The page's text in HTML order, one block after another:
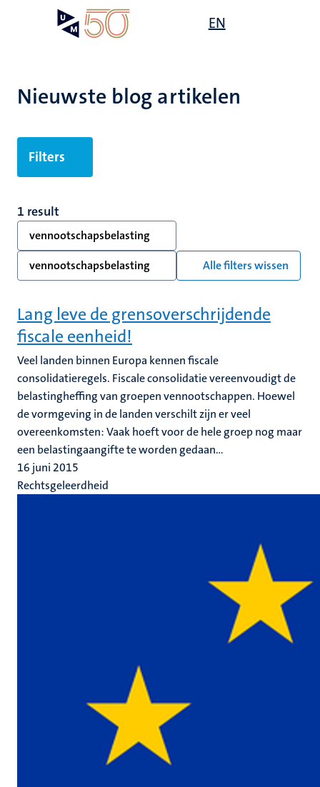
gaan
EN
Nieuwste blog artikelen
Filters
1 result
vennootschapsbelasting
vennootschapsbelasting
Alle filters wissen
Lang leve de grensoverschrijdende
fiscale eenheid!
Veel landen binnen Europa kennen fiscale
consolidatieregels. Fiscale consolidatie vereenvoudigt de
belastingheffing van groepen vennootschappen. Hoewel
de vormgeving in de landen verschilt zijn er veel
overeenkomsten: Vaak hoeft voor de hele groep nog maar
een belastingaangifte te worden gedaan...
16 juni 2015
Rechtsgeleerdheid